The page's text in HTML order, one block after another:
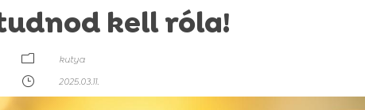
kell róla!
m
kutya
}
2025.03.11.